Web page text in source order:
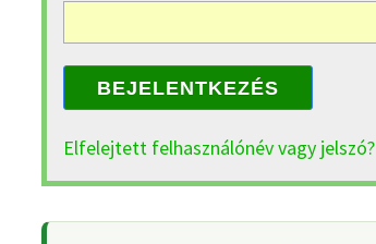
BEJELENTKEZÉS
Elfelejtett felhasználónév vagy jelszó?